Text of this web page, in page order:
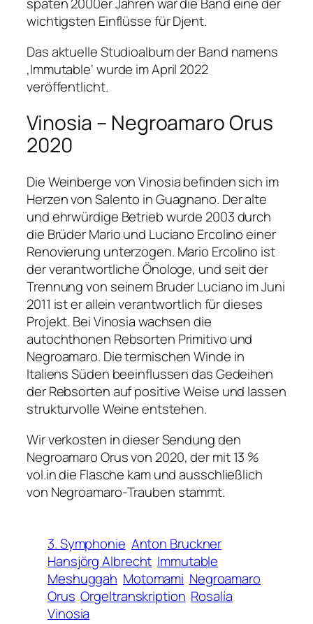
späten 2000er Jahren war die Band eine der
wichtigsten Einflüsse für Djent.
Das aktuelle Studioalbum der Band namens
‚Immutable‘ wurde im April 2022
veröffentlicht.
Vinosia – Negroamaro Orus
2020
Die Weinberge von Vinosia befinden sich im
Herzen von Salento in Guagnano. Der alte
und ehrwürdige Betrieb wurde 2003 durch
die Brüder Mario und Luciano Ercolino einer
Renovierung unterzogen. Mario Ercolino ist
der verantwortliche Önologe, und seit der
Trennung von seinem Bruder Luciano im Juni
2011 ist er allein verantwortlich für dieses
Projekt. Bei Vinosia wachsen die
autochthonen Rebsorten Primitivo und
Negroamaro. Die termischen Winde in
Italiens Süden beeinflussen das Gedeihen
der Rebsorten auf positive Weise und lassen
strukturvolle Weine entstehen.
Wir verkosten in dieser Sendung den
Negroamaro Orus von 2020, der mit 13 %
vol.in die Flasche kam und ausschließlich
von Negroamaro-Trauben stammt.
3. Symphonie Anton Bruckner
Hansjörg Albrecht Immutable
Meshuggah Motomami Negroamaro
Orus Orgeltranskription Rosalía
Vinosia